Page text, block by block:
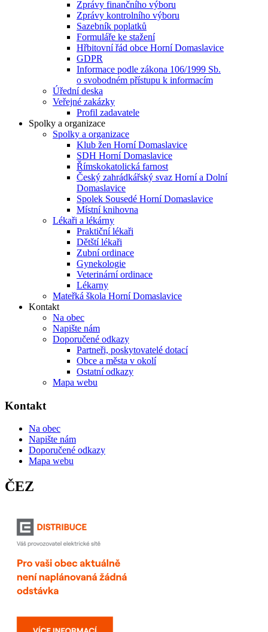
Zprávy finančního výboru
Zprávy kontrolního výboru
Sazebník poplatků
Formuláře ke stažení
Hřbitovní řád obce Horní Domaslavice
GDPR
Informace podle zákona 106/1999 Sb.
o svobodném přístupu k informacím
Úřední deska
Veřejné zakázky
Profil zadavatele
Spolky a organizace
Spolky a organizace
Klub žen Horní Domaslavice
SDH Horní Domaslavice
Římskokatolická farnost
Český zahrádkářský svaz Horní a Dolní
Domaslavice
Spolek Sousedé Horní Domaslavice
Místní knihovna
Lékaři a lékárny
Praktiční lékaři
Dětští lékaři
Zubní ordinace
Gynekologie
Veterinární ordinace
Lékarny
Mateřká škola Horní Domaslavice
Kontakt
Na obec
Napište nám
Doporučené odkazy
Partneři, poskytovatelé dotací
Obce a města v okolí
Ostatní odkazy
Mapa webu
Kontakt
Na obec
Napište nám
Doporučené odkazy
Mapa webu
ČEZ